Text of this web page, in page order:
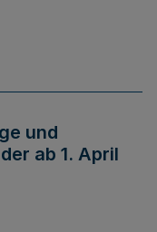
und
ab 1. April